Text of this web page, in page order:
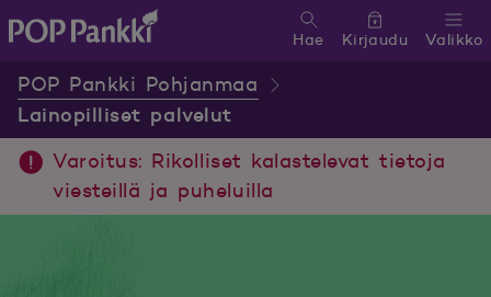
Valikko
Hae Kirjaudu
POP Pankki Pohjanmaa
Lainopilliset palvelut
Varoitus: Rikolliset kalastelevat tietoja
viesteillä ja puheluilla